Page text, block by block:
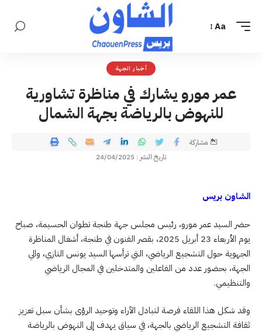
Aa
أخبار الجهة
عمر مورو يشارك في مناظرة تشاورية
للنهوض بالرياضة بجهة الشمال
تاريخ النشر : 24/04/2025
مشاركة
الشاون بريس
حضر السيد عمر مورو، رئيس مجلس جهة طنجة تطوان الحسيمة، صباح
يوم الأربعاء 23 أبريل 2025، بقصر الفنون في طنجة، أشغال المناظرة
الجهوية حول التشجيع الرياضي، التي ترأسها السيد يونس التازي، والي
الجهة، بحضور عدد من الفاعلين والمتدخلين في المجال الرياضي
والتنظيمي.
وقد شكل هذا اللقاء فرصة لتبادل الآراء وتوحيد الرؤى بشأن سبل تعزيز
ثقافة التشجيع الرياضي بالجهة، في سياق يهدف إلى النهوض بالرياضة